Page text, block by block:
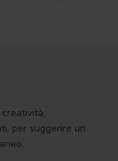
per suggerire un